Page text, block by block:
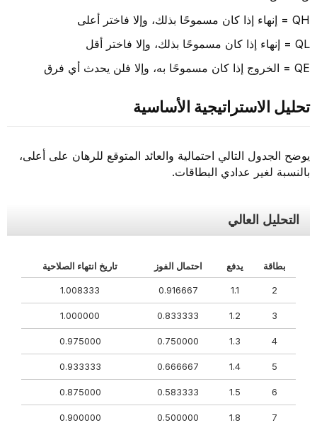
QH = إنهاء إذا كان مسموحًا بذلك، وإلا فاختر أعلى
QL = إنهاء إذا كان مسموحًا بذلك، وإلا فاختر أقل
QE = الخروج إذا كان مسموحًا به، وإلا فلن يحدث أي فرق
تحليل الاستراتيجية الأساسية
يوضح الجدول التالي احتمالية والعائد المتوقع للرهان على أعلى،
بالنسبة لغير عدادي البطاقات.
التحليل العالي
بطاقة يدفع احتمال الفوز تاريخ انتهاء الصلاحية
1.1
0.916667
1.008333
1.2
0.833333
1.000000
4
1.3
0.750000
0.975000
1.4
0.666667
0.933333
1.5
0.583333
0.875000
1.8
0.500000
0.900000